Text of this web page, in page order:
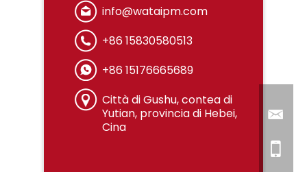
info@wataipm.com
+86 15830580513
+86 15176665689
Città di Gushu, contea di
Yutian, provincia di Hebei,
Cina